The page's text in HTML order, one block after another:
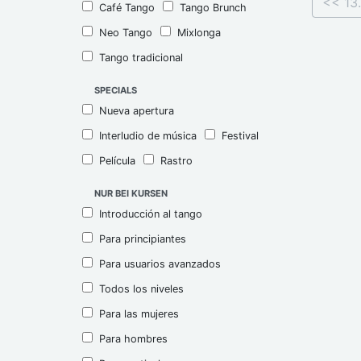
Café Tango Tango Brunch
Neo Tango Mixlonga
Tango tradicional
SPECIALS
Nueva apertura
Interludio de música Festival
Película Rastro
NUR BEI KURSEN
Introducción al tango
Para principiantes
Para usuarios avanzados
Todos los niveles
Para las mujeres
Para hombres